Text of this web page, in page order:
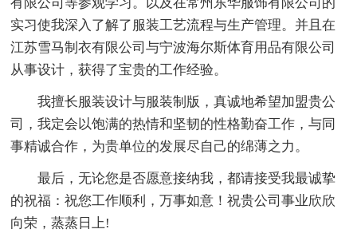
实习使我深入了解了服装工艺流程与生产管理。并且在
江苏雪马制衣有限公司与宁波海尔斯体育用品有限公司
从事设计，获得了宝贵的工作经验。
我擅长服装设计与服装制版，真诚地希望加盟贵公
司，我定会以饱满的热情和坚韧的性格勤奋工作，与同
事精诚合作，为贵单位的发展尽自己的绵薄之力。
最后，无论您是否愿意接纳我，都请接受我最诚挚
的祝福：祝您工作顺利，万事如意！祝贵公司事业欣欣
向荣，蒸蒸日上!